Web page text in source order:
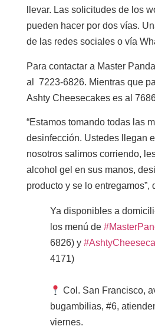
llevar. Las solicitudes de los
pueden hacer por dos vías.
de las redes sociales o vía
Para contactar a Master
al 7223-6826. Mientras que
Ashty Cheesecakes es al
“Estamos tomando todas las
desinfección. Ustedes llegan
nosotros salimos corriendo,
alcohol gel en sus manos,
producto y se lo entregamos”,
Ya disponibles a
los menú de
6826) y
4171)
Col. San Francisco,
bugambilias, #6,
viernes.